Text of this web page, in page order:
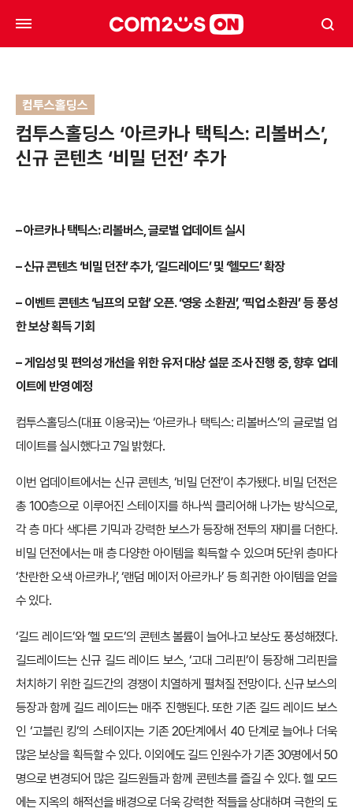
컴투스홀딩스
컴투스홀딩스 ‘아르카나 택틱스: 리볼버스’,
신규 콘텐츠 ‘비밀 던전’ 추가
–아르카나 택틱스: 리볼버스, 글로벌 업데이트 실시
–신규 콘텐츠 ‘비밀 던전’ 추가, ‘길드레이드’ 및 ‘헬모드’ 확장
– 이벤트 콘텐츠 ‘님프의 모험’ 오픈. ‘영웅 소환권’, ‘픽업 소환권’ 등 풍성
한 보상 획득 기회
–게임성 및 편의성 개선을 위한 유저 대상 설문 조사 진행 중, 향후 업데
이트에 반영 예정
컴투스홀딩스(대표 이용국)는 ‘아르카나 택틱스: 리볼버스’의 글로벌 업
데이트를 실시했다고 7일 밝혔다.
이번 업데이트에서는 신규 콘텐츠, ‘비밀 던전’이 추가됐다. 비밀 던전은
총 100층으로 이루어진 스테이지를 하나씩 클리어해 나가는 방식으로,
각 층 마다 색다른 기믹과 강력한 보스가 등장해 전투의 재미를 더한다.
비밀 던전에서는 매 층 다양한 아이템을 획득할 수 있으며 5단위 층마다
‘찬란한 오색 아르카나’, ‘랜덤 메이저 아르카나’ 등 희귀한 아이템을 얻을
수 있다.
‘길드 레이드’와 ‘헬 모드’의 콘텐츠 볼륨이 늘어나고 보상도 풍성해졌다.
길드레이드는 신규 길드 레이드 보스, ‘고대 그리핀’이 등장해 그리핀을
처치하기 위한 길드간의 경쟁이 치열하게 펼쳐질 전망이다. 신규 보스의
등장과 함께 길드 레이드는 매주 진행된다. 또한 기존 길드 레이드 보스
인 ‘고블린 킹’의 스테이지는 기존 20단계에서 40 단계로 늘어나 더욱
많은 보상을 획득할 수 있다. 이외에도 길드 인원수가 기존 30명에서 50
명으로 변경되어 많은 길드원들과 함께 콘텐츠를 즐길 수 있다. 헬 모드
에는 지옥의 해적선을 배경으로 더욱 강력한 적들을 상대하며 극한의 도